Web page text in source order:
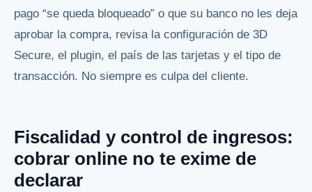
pago “se queda bloqueado” o que su banco no les deja
aprobar la compra, revisa la configuración de 3D
Secure, el plugin, el país de las tarjetas y el tipo de
transacción. No siempre es culpa del cliente.
Fiscalidad y control de ingresos:
cobrar online no te exime de
declarar